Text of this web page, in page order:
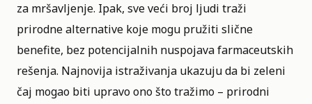
za mršavljenje. Ipak, sve veći broj ljudi traži
prirodne alternative koje mogu pružiti slične
benefite, bez potencijalnih nuspojava farmaceutskih
rešenja. Najnovija istraživanja ukazuju da bi zeleni
čaj mogao biti upravo ono što tražimo – prirodni